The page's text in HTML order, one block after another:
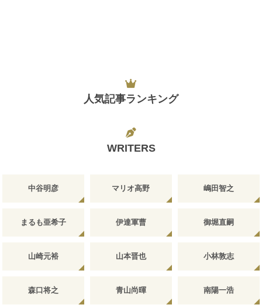
人気記事ランキング
WRITERS
中谷明彦 マリオ高野 嶋田智之
まるも亜希子 伊達軍曹 御堀直嗣
山崎元裕 山本晋也 小林敦志
森口将之 青山尚暉 南陽一浩